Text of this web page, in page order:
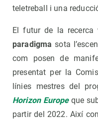
teletreball i una
El futur de la recerca
paradigma sota
com posen de
presentat per la
línies mestres del
Horizon Europe que
partir del 2022. Així